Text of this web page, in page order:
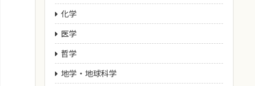
化学
医学
哲学
地学・地球科学